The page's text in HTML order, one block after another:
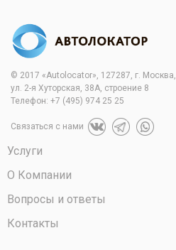
© 2017 «Autolocator», 127287, г. Москва,
ул. 2-я Хуторская, 38А, строение 8
Телефон: +7 (495) 974 25 25
Связаться с нами
Услуги
О Компании
Вопросы и ответы
Контакты